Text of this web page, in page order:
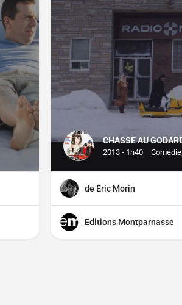
CHASSE AU
2013 - 1h40
de Éric Morin
Editions Montparnasse